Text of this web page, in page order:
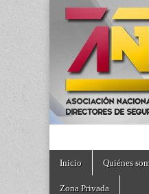
Main
Skip
content
Inicio Quiénes
Zona Privada